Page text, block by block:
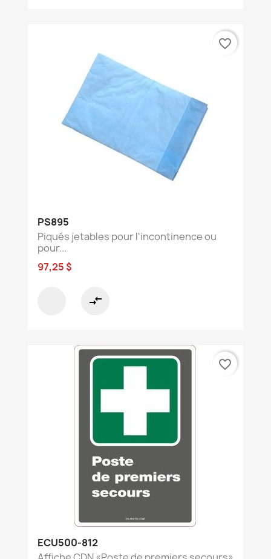
PS895
Piqués jetables pour l'incontinence ou
pour...
97,25 $
compare_arrows
favorite_border
ECU500-812
favorite_border